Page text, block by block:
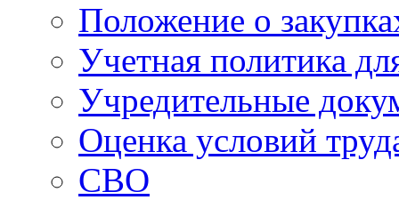
Положение о
Учетная политика
Учредительные
Оценка условий
СВО